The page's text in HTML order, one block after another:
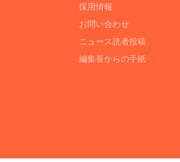
採用情報
お問い合わせ
ニュース読者投稿
編集長からの手紙